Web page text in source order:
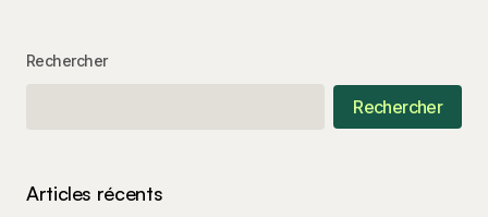
Enregistrer mon nom, mon e-mail et mon site
Rechercher
Rechercher
Articles récents